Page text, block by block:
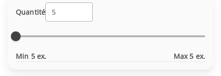
Quantité
Min 5 ex. Max 5 ex.